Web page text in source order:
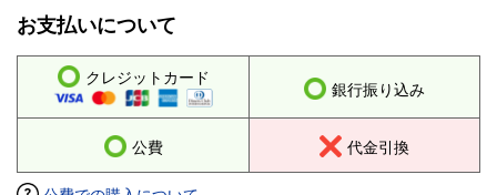
お支払いについて
クレジットカード
銀行振り込み
公費 代金引換